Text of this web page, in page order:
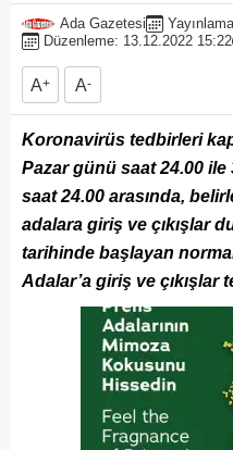
Ada Gazetesi
Düzenleme: 13.12.2022 15:22
A+ A-
Koronavirüs tedbirleri
Pazar günü saat 24.00 ile
saat 24.00 arasında,
adalara giriş ve çıkışlar
tarihinde başlayan
Adalar’a giriş ve çıkışlar